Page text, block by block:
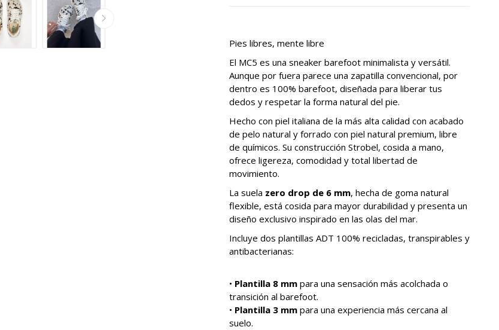
Pies libres, mente libre
El MC5 es una sneaker barefoot minimalista y versátil.
Aunque por fuera parece una zapatilla convencional, por
dentro es 100% barefoot, diseñada para liberar tus
dedos y respetar la forma natural del pie.
Hecho con piel italiana de la más alta calidad con acabado
de pelo natural y forrado con piel natural premium, libre
de químicos. Su construcción Strobel, cosida a mano,
ofrece ligereza, comodidad y total libertad de
movimiento.
La suela zero drop de 6 mm, hecha de goma natural
flexible, está cosida para mayor durabilidad y presenta un
diseño exclusivo inspirado en las olas del mar.
Incluye dos plantillas ADT 100% recicladas, transpirables y
antibacterianas:
• Plantilla 8 mm para una sensación más acolchada o
transición al barefoot.
• Plantilla 3 mm para una experiencia más cercana al
suelo.